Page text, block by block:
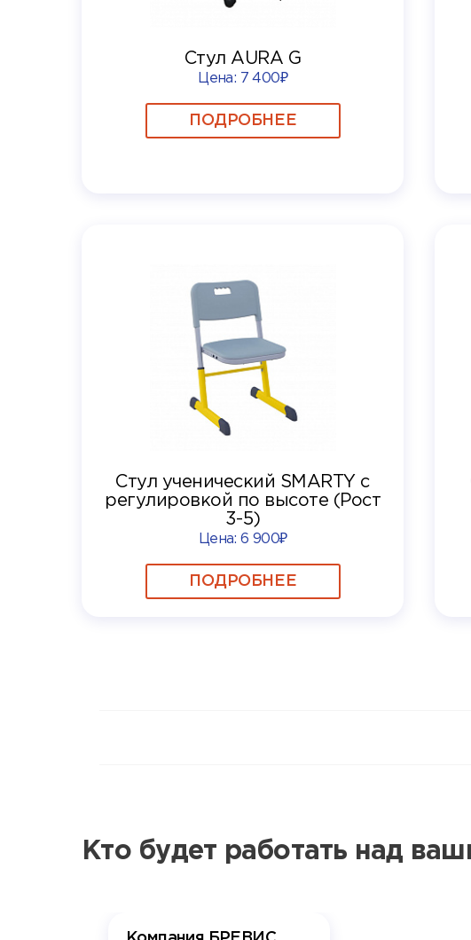
Стул AURA G
Цена: 7 400₽
ПОДРОБНЕЕ
Стул ученический SMARTY с
регулировкой по высоте (Рост
3-5)
Цена:6 900₽
ПОДРОБНЕЕ
Кто будет работать над